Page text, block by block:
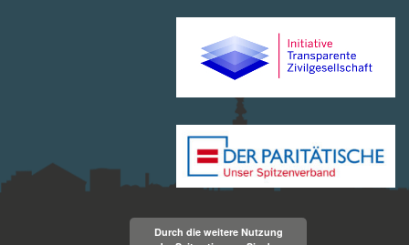
Durch die weitere Nutzung